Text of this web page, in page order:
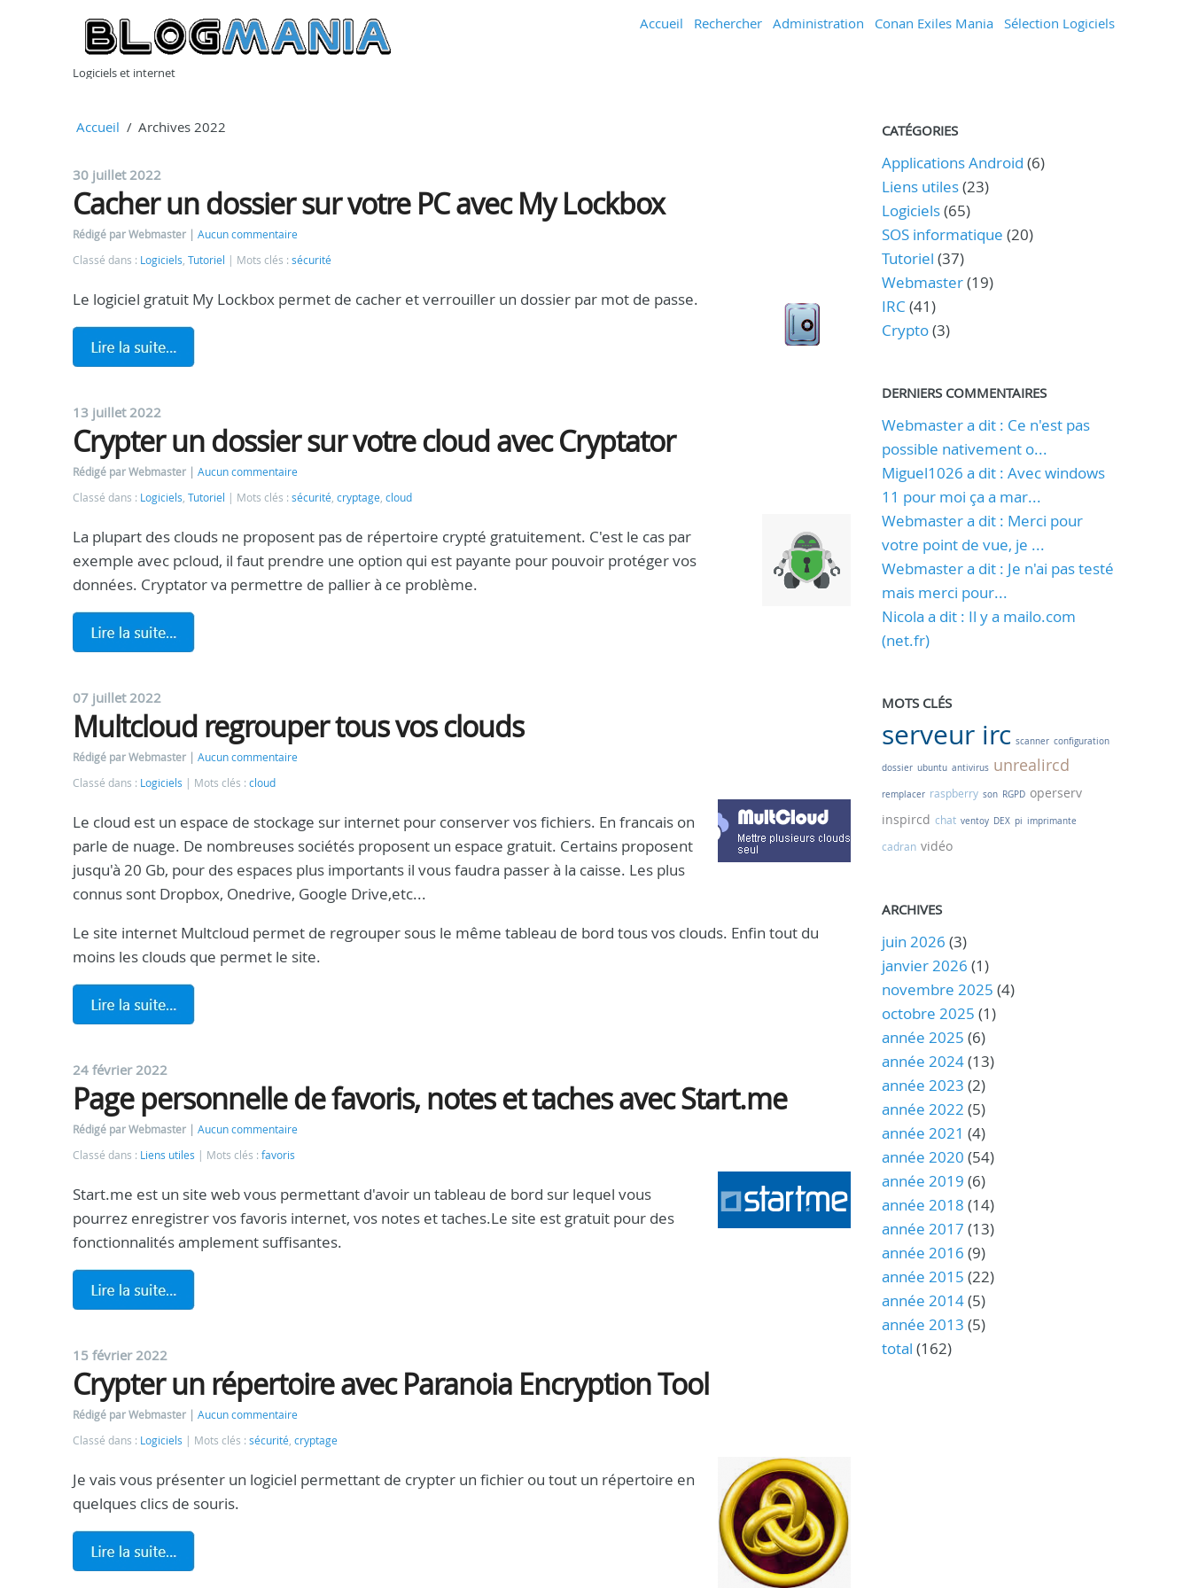
Logiciels et internet
Accueil Rechercher Administration Conan Exiles Mania Sélection Logiciels
Accueil Archives 2022
30 juillet 2022
Cacher un dossier sur votre PC avec My Lockbox
Rédigé par Webmaster
Aucun commentaire
Classé dans : Logiciels, Tutoriel Mots clés : sécurité
Le logiciel gratuit My Lockbox permet de cacher et verrouiller un dossier par mot de passe.
13 juillet 2022
Crypter un dossier sur votre cloud avec Cryptator
Rédigé par Webmaster
Aucun commentaire
Classé dans : Logiciels, Tutoriel Mots clés : sécurité, cryptage, cloud
La plupart des clouds ne proposent pas de répertoire crypté gratuitement. C'est le cas par
exemple avec pcloud, il faut prendre une option qui est payante pour pouvoir protéger vos
données. Cryptator va permettre de pallier à ce problème.
07 juillet 2022
Multcloud regrouper tous vos clouds
Rédigé par Webmaster
Aucun commentaire
Classé dans : Logiciels Mots clés : cloud
Le cloud est un espace de stockage sur internet pour conserver vos fichiers. En francais on
parle de nuage. De nombreuses sociétés proposent un espace gratuit. Certains proposent
jusqu'à 20 Gb, pour des espaces plus importants il vous faudra passer à la caisse. Les plus
connus sont Dropbox, Onedrive, Google Drive,etc...
Le site internet Multcloud permet de regrouper sous le même tableau de bord tous vos clouds. Enfin tout du
moins les clouds que permet le site.
24 février 2022
Page personnelle de favoris, notes et taches avec Start.me
Rédigé par Webmaster
Aucun commentaire
Classé dans : Liens utiles Mots clés : favoris
Start.me est un site web vous permettant d'avoir un tableau de bord sur lequel vous
pourrez enregistrer vos favoris internet, vos notes et taches.Le site est gratuit pour des
fonctionnalités amplement suffisantes.
15 février 2022
Crypter un répertoire avec Paranoia Encryption Tool
Rédigé par Webmaster
Aucun commentaire
Classé dans : Logiciels Mots clés : sécurité, cryptage
Je vais vous présenter un logiciel permettant de crypter un fichier ou tout un répertoire en
quelques clics de souris.
CATÉGORIES
Applications Android (6)
Liens utiles(23)
Logiciels(65)
SOS informatique (20)
Tutoriel (37)
Webmaster(19)
IRC (41)
Crypto(3)
DERNIERS COMMENTAIRES
Webmaster a dit : Ce n'est pas
possible nativement o...
Miguel1026 a dit : Avec windows
11 pour moi ça a mar...
Webmaster a dit : Merci pour
votre point de vue, je ...
Webmaster a dit : Je n'ai pas testé
mais merci pour...
Nicola a dit : Il y a mailo.com
(net.fr)
MOTS CLÉS
serveur irc scanner configuration
dossier ubuntu antivirus unrealircd
remplacer raspberry son RGPD operserv
inspircd chat ventoy DEX pi imprimante
cadran vidéo
ARCHIVES
juin 2026 (3)
janvier 2026 (1)
novembre 2025 (4)
octobre 2025 (1)
année 2025 (6)
année 2024(13)
année 2023 (2)
année 2022 (5)
année 2021 (4)
année 2020 (54)
année 2019 (6)
année 2018 (14)
année 2017 (13)
année 2016 (9)
année 2015 (22)
année 2014(5)
année 2013 (5)
total (162)